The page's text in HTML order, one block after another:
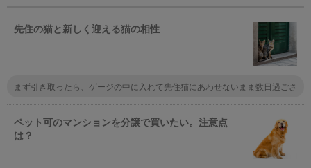
先住の猫と新しく迎える猫の相性
まず引き取ったら、ゲージの中に入れて先住猫にあわせないまま数日過ごさ
あげましょう。その後面会させるときは、慣れるまではお互いゲージ越しの
ほうがいいと思う。最初が大事なので、じっくりじっくり慣らさないとだめ
です。
ペット可のマンションを分譲で買いたい。注意点
は？